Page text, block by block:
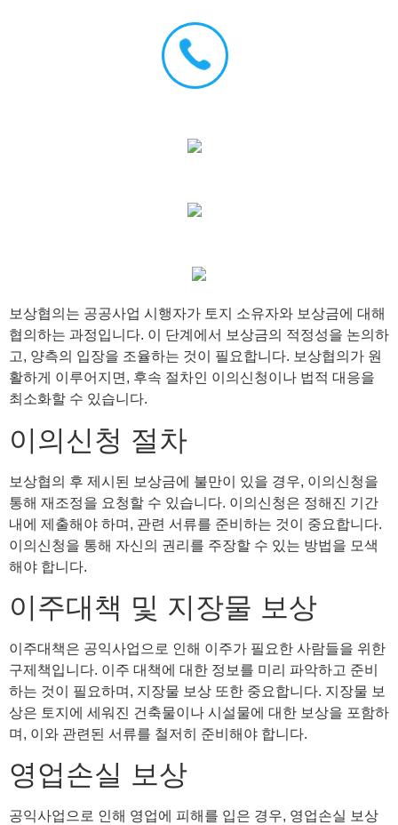
보상협의는 공공사업 시행자가 토지 소유자와 보상금에 대해
협의하는 과정입니다. 이 단계에서 보상금의 적정성을 논의하
고, 양측의 입장을 조율하는 것이 필요합니다. 보상협의가 원
활하게 이루어지면, 후속 절차인 이의신청이나 법적 대응을
최소화할 수 있습니다.
이의신청 절차
보상협의 후 제시된 보상금에 불만이 있을 경우, 이의신청을
통해 재조정을 요청할 수 있습니다. 이의신청은 정해진 기간
내에 제출해야 하며, 관련 서류를 준비하는 것이 중요합니다.
이의신청을 통해 자신의 권리를 주장할 수 있는 방법을 모색
해야 합니다.
이주대책 및 지장물 보상
이주대책은 공익사업으로 인해 이주가 필요한 사람들을 위한
구제책입니다. 이주 대책에 대한 정보를 미리 파악하고 준비
하는 것이 필요하며, 지장물 보상 또한 중요합니다. 지장물 보
상은 토지에 세워진 건축물이나 시설물에 대한 보상을 포함하
며, 이와 관련된 서류를 철저히 준비해야 합니다.
영업손실 보상
공익사업으로 인해 영업에 피해를 입은 경우, 영업손실 보상